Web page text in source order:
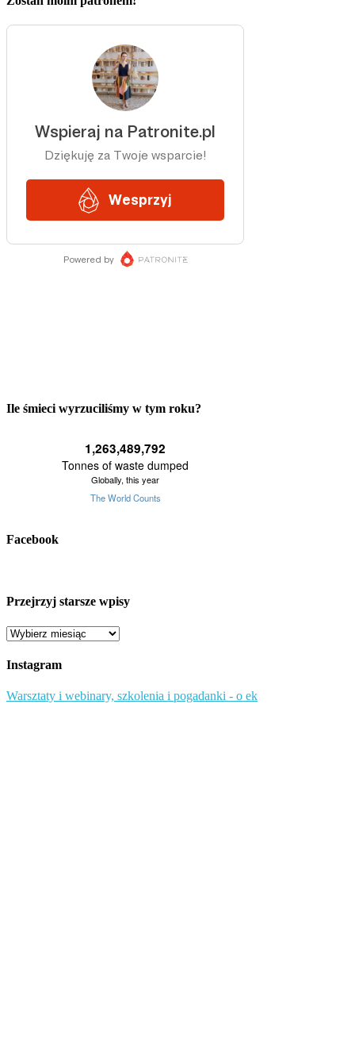
Ile śmieci wyrzuciliśmy w tym roku?
Facebook
Przejrzyj starsze wpisy
Przejrzyj
wpisy
Instagram
Warsztaty i webinary, szkolenia i pogadanki - o ek